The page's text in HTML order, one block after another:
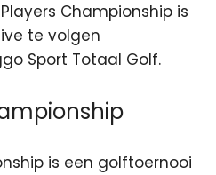
Championship is
te volgen
Sport Totaal Golf.
is een golftoernooi